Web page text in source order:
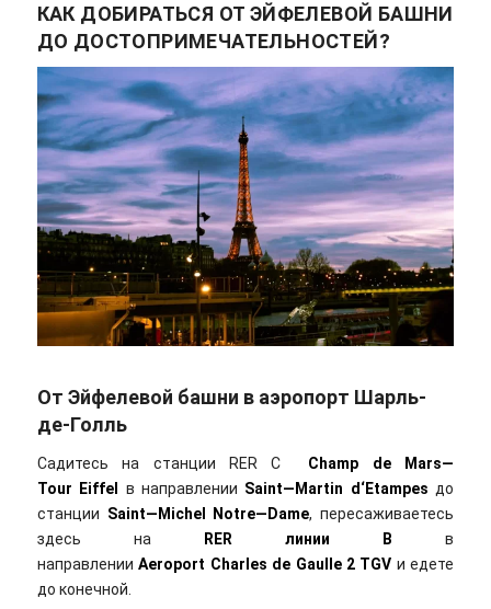
КАК ДОБИРАТЬСЯ ОТ ЭЙФЕЛЕВОЙ БАШНИ
ДО ДОСТОПРИМЕЧАТЕЛЬНОСТЕЙ?
От Эйфелевой башни в аэропорт Шарль-
де-Голль
Садитесь на станции RER C Champ de Mars—
Tour
Eiffel в направлении Saint— Martin d ‘Etampes до
станции Saint— Michel Notre— Dame, пересаживаетесь
здесь на
RER линии B
в
направлении Aeroport Charles de Gaulle2 TGV и едете
до конечной.